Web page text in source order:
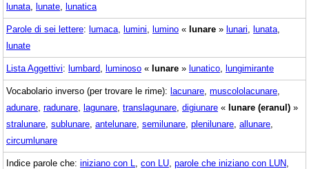
lunata lunate lunatica
Parole di sei lettere: lumaca lumini lumino « lunare » lunari lunata
lunate
Lista Aggettivi: lumbard luminoso « lunare » lunatico lungimirante
Vocabolario inverso (per trovare le rime): lacunare muscololacunare
adunare radunare lagunare translagunare digiunare « lunare (eranul) »
stralunare sublunare antelunare semilunare plenilunare allunare
circumlunare
Indice parole che: iniziano con L con LU parole che iniziano con LUN